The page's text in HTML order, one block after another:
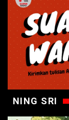
NING SRI